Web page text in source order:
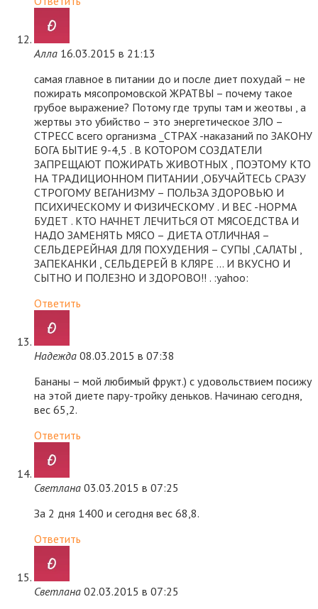
Алла 16.03.2015 в 21:13
самая главное в питании до и после диет похудай – не
пожирать мясопромовской ЖРАТВЫ – почему такое
грубое выражение? Потому где трупы там и жеотвы , а
жертвы это убийство – это энергетическое ЗЛО –
СТРЕСС всего организма _СТРАХ -наказаний по ЗАКОНУ
БОГА БЫТИЕ 9-4,5 . В КОТОРОМ СОЗДАТЕЛИ
ЗАПРЕЩАЮТ ПОЖИРАТЬ ЖИВОТНЫХ , ПОЭТОМУ КТО
НА ТРАДИЦИОННОМ ПИТАНИИ ,ОБУЧАЙТЕСЬ СРАЗУ
СТРОГОМУ ВЕГАНИЗМУ – ПОЛЬЗА ЗДОРОВЬЮ И
ПСИХИЧЕСКОМУ И ФИЗИЧЕСКОМУ . И ВЕС -НОРМА
БУДЕТ . КТО НАЧНЕТ ЛЕЧИТЬСЯ ОТ МЯСОЕДСТВА И
НАДО ЗАМЕНЯТЬ МЯСО – ДИЕТА ОТЛИЧНАЯ –
СЕЛЬДЕРЕЙНАЯ ДЛЯ ПОХУДЕНИЯ – СУПЫ ,САЛАТЫ ,
ЗАПЕКАНКИ , СЕЛЬДЕРЕЙ В КЛЯРЕ … И ВКУСНО И
СЫТНО И ПОЛЕЗНО И ЗДОРОВО!! . :yahoo:
Ответить
Надежда 08.03.2015 в 07:38
Бананы – мой любимый фрукт.) с удовольствием посижу
на этой диете пару-тройку деньков. Начинаю сегодня,
вес 65,2.
Ответить
Светлана 03.03.2015 в 07:25
За 2 дня 1400 и сегодня вес 68,8.
Ответить
Светлана 02.03.2015 в 07:25